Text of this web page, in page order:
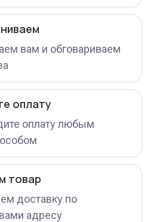
вам и обговариваем
оплату
оплату любым
товар
доставку по
адресу